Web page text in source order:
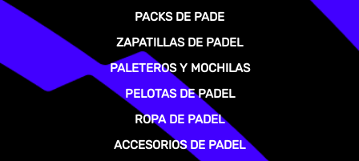
PACKS DE PADE
ZAPATILLAS DE PADEL
PALETEROS Y MOCHILAS
PELOTAS DE PADEL
ROPA DE PADEL
ACCESORIOS DE PADEL